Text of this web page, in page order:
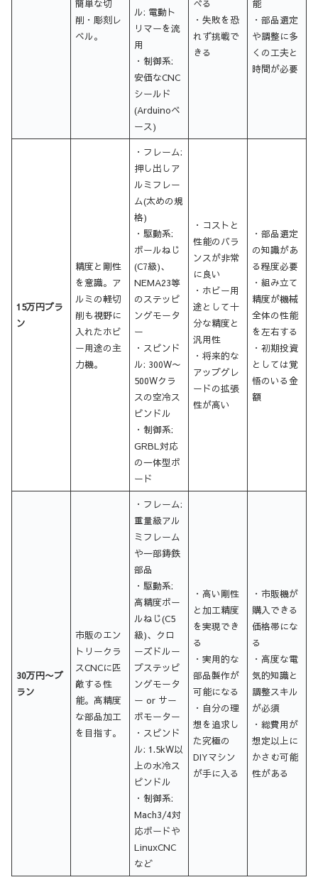
簡単な切
削・彫刻レ
ベル。
ル: 電動ト
リマーを流
用
・制御系:
安価なCNC
シールド
(Arduinoベ
ース)
べる
・失敗を恐
れず挑戦で
きる
能
・部品選定
や調整に多
くの工夫と
時間が必要
15万円プラ
ン
精度と剛性
を意識。ア
ルミの軽切
削も視野に
入れたホビ
ー用途の主
力機。
・フレーム:
押し出しア
ルミフレー
ム(太めの規
格)
・駆動系:
ボールねじ
(C7級)、
NEMA23等
のステッピ
ングモータ
ー
・スピンド
ル: 300W〜
500Wクラ
スの空冷ス
ピンドル
・制御系:
GRBL対応
の一体型ボ
ード
・コストと
性能のバラ
ンスが非常
に良い
・ホビー用
途として十
分な精度と
汎用性
・将来的な
アップグレ
ードの拡張
性が高い
・部品選定
の知識があ
る程度必要
・組み立て
精度が機械
全体の性能
を左右する
・初期投資
としては覚
悟のいる金
額
30万円〜プ
ラン
市販のエン
トリークラ
スCNCに匹
敵する性
能。高精度
な部品加工
を目指す。
・フレーム:
重量級アル
ミフレーム
や一部鋳鉄
部品
・駆動系:
高精度ボー
ルねじ(C5
級)、クロ
ーズドルー
プステッピ
ングモータ
ー or サー
ボモーター
・スピンド
ル: 1.5kW以
上の水冷ス
ピンドル
・制御系:
Mach3/4対
応ボードや
LinuxCNC
など
・高い剛性
と加工精度
を実現でき
る
・実用的な
部品製作が
可能になる
・自分の理
想を追求し
た究極の
DIYマシン
が手に入る
・市販機が
購入できる
価格帯にな
る
・高度な電
気的知識と
調整スキル
が必須
・総費用が
想定以上に
かさむ可能
性がある